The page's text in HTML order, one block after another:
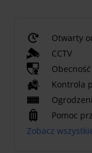
Otwarty
CCTV
Kontrola
Pomoc
Zobacz